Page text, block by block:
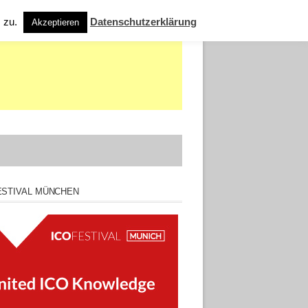
MÜNCHEN
zu. Akzeptieren Datenschutzerklärung